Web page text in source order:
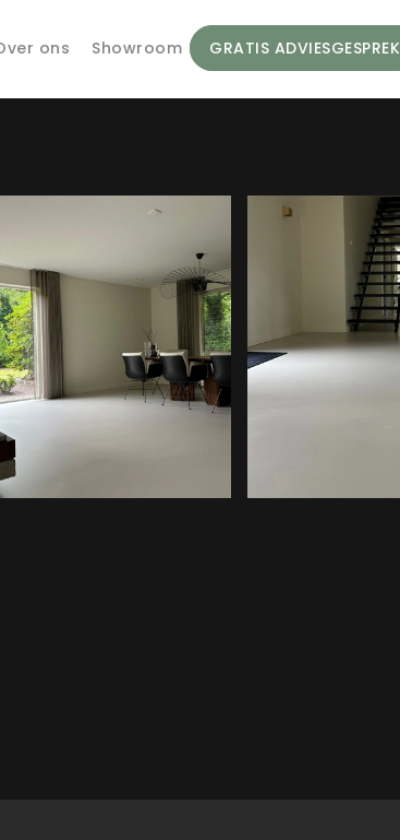
ons Showroom GRATIS ADVIESGESPREK